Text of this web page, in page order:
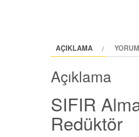
AÇIKLAMA
Açıklama
SIFIR
Redüktör